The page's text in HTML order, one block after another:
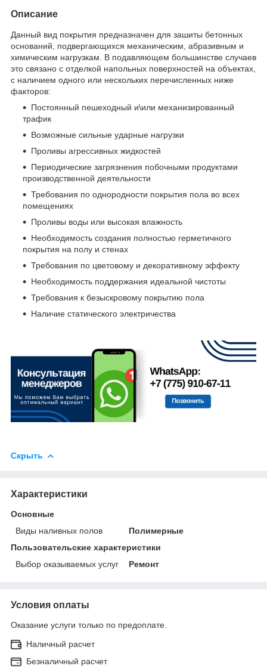
Описание
Данный вид покрытия предназначен для зашиты бетонных
оснований, подвергающихся механическим, абразивным и
химическим нагрузкам. В подавляющем большинстве случаев
это связано с отделкой напольных поверхностей на объектах,
с наличием одного или нескольких перечисленных ниже
факторов:
Постоянный пешеходный и\или механизированный
трафик
Возможные сильные ударные нагрузки
Проливы агрессивных жидкостей
Периодические загрязнения побочными продуктами
производственной деятельности
Требования по однородности покрытия пола во всех
помещениях
Проливы воды или высокая влажность
Необходимость создания полностью герметичного
покрытия на полу и стенах
Требования по цветовому и декоративному эффекту
Необходимость поддержания идеальной чистоты
Требования к безыскровому покрытию пола
Наличие статического электричества
Скрыть
Характеристики
Основные
Виды наливных полов
Полимерные
Пользовательские характеристики
Выбор оказываемых услуг
Ремонт
Условия оплаты
Оказание услуги только по предоплате.
Наличный расчет
Безналичный расчет